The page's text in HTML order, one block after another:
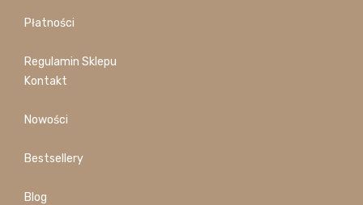
Płatności
Regulamin Sklepu
Kontakt
Nowości
Bestsellery
Blog